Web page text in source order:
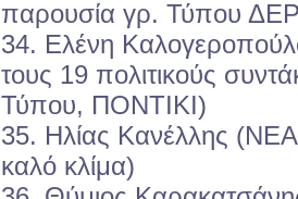
παρουσία γρ. Τύπου
34. Ελένη
τους 19 πολιτικούς
Τύπου, ΠΟΝΤΙΚΙ)
35. Ηλίας Κανέλλης
καλό κλίμα)